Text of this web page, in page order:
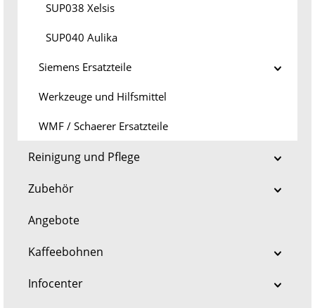
SUP038 Xelsis
SUP040 Aulika
Siemens Ersatzteile
Werkzeuge und Hilfsmittel
WMF / Schaerer Ersatzteile
Reinigung und Pflege
Zubehör
Angebote
Kaffeebohnen
Infocenter